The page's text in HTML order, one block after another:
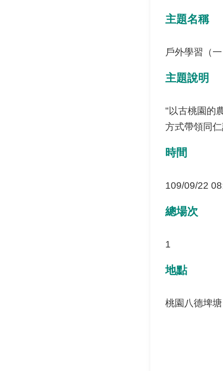
主題名稱
戶外學習（
主題說明
"以古桃園的
方式帶領同
時間
109/09/22
總場次
1
地點
桃園八德埤